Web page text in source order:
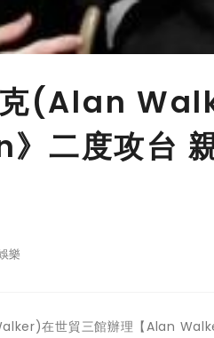
克(Alan
二度攻台
樂
在世貿三館辦理【Alan